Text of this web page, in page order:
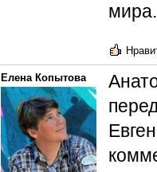
Елена Копытова